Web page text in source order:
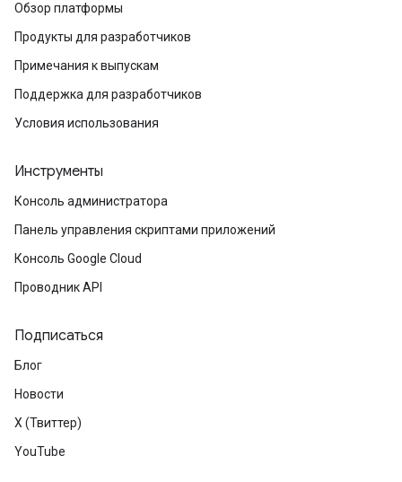
Обзор платформы
Продукты для разработчиков
Примечания к выпускам
Поддержка для разработчиков
Условия использования
Инструменты
Консоль администратора
Панель управления скриптами приложений
Консоль Google Cloud
Проводник API
Подписаться
Блог
Новости
X (Твиттер)
YouTube